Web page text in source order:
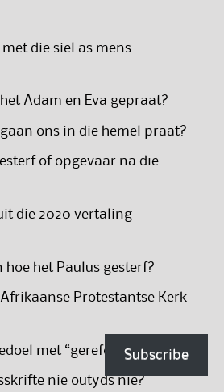
die siel as mens
Adam en Eva gepraat?
ons in die hemel praat?
of opgevaar na die
die 2020 vertaling
hoe het Paulus gesterf?
Protestantse Kerk
met “gereformeerd”?
nie outyds nie?
Subscribe